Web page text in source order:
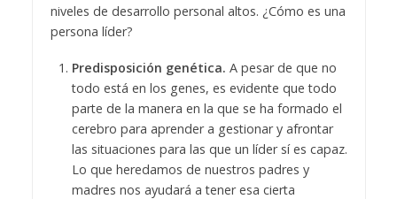
niveles de desarrollo personal altos. ¿Cómo es una
persona líder?
Predisposición genética. A pesar de que no
todo está en los genes, es evidente que todo
parte de la manera en la que se ha formado el
cerebro para aprender a gestionar y afrontar
las situaciones para las que un líder sí es capaz.
Lo que heredamos de nuestros padres y
madres nos ayudará a tener esa cierta